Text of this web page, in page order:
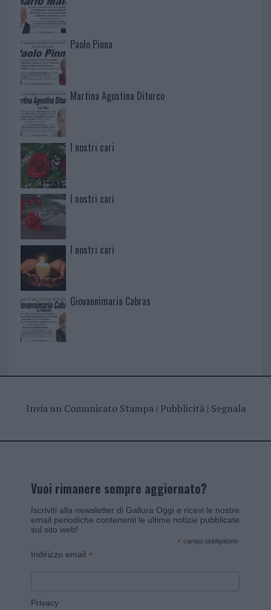
Paolo Pinna
Martina Agostina Diturco
I nostri cari
I nostri cari
I nostri cari
Giovannimaria Cabras
Invia un Comunicato Stampa| Pubblicità| Segnala
Vuoi rimanere sempre aggiornato?
Iscriviti alla newsletter di Gallura Oggi e ricevi le nostre
email periodiche contenenti le ultime notizie pubblicate
sul sito web!
* campo obbligatorio
Indirizzo email *
Privacy